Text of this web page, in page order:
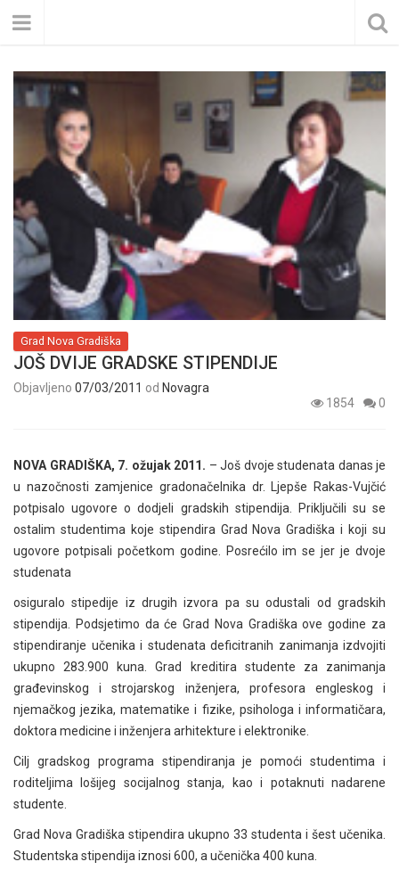
Grad Nova Gradiška
JOŠ DVIJE GRADSKE STIPENDIJE
Objavljeno 07/03/2011 od Novagra
1854
0
NOVA GRADIŠKA, 7. ožujak 2011. – Još dvoje studenata danas je
u nazočnosti zamjenice gradonačelnika dr. Ljepše Rakas-Vujčić
potpisalo ugovore o dodjeli gradskih stipendija. Priključili su se
ostalim studentima koje stipendira Grad Nova Gradiška i koji su
ugovore potpisali početkom godine. Posrećilo im se jer je dvoje
studenata
osiguralo stipedije iz drugih izvora pa su odustali od gradskih
stipendija. Podsjetimo da će Grad Nova Gradiška ove godine za
stipendiranje učenika i studenata deficitranih zanimanja izdvojiti
ukupno 283.900 kuna. Grad kreditira studente za zanimanja
građevinskog i strojarskog inženjera, profesora engleskog i
njemačkog jezika, matematike i fizike, psihologa i informatičara,
doktora medicine i inženjera arhitekture i elektronike.
Cilj gradskog programa stipendiranja je pomoći studentima i
roditeljima lošijeg socijalnog stanja, kao i potaknuti nadarene
studente.
Grad Nova Gradiška stipendira ukupno 33 studenta i šest učenika.
Studentska stipendija iznosi 600, a učenička 400 kuna.